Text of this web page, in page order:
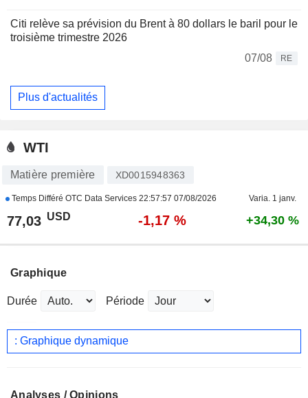
Citi relève sa prévision du Brent à 80 dollars le baril pour le
troisième trimestre 2026
07/08
RE
Plus d'actualités
WTI
Matière première XD0015948363
Temps Différé OTC Data Services 22:57:57 07/08/2026 Varia. 1 janv.
77,03 USD -1,17 % +34,30 %
Graphique
Durée Période
: Graphique dynamique
Analyses / Opinions